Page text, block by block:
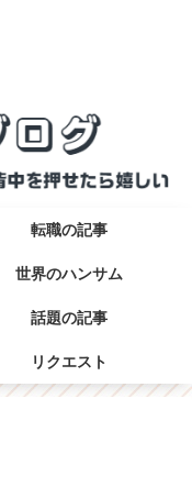
転職の記事
世界のハンサム
話題の記事
リクエスト